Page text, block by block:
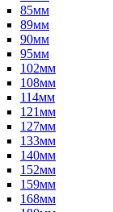
85мм
89мм
90мм
95мм
102мм
108мм
114мм
121мм
127мм
133мм
140мм
152мм
159мм
168мм